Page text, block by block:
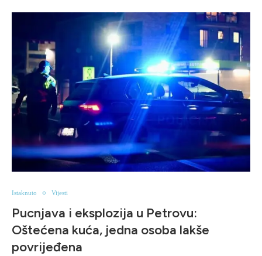
Istaknuto Vijesti
Pucnjava i eksplozija u Petrovu:
Oštećena kuća, jedna osoba lakše
povrijeđena